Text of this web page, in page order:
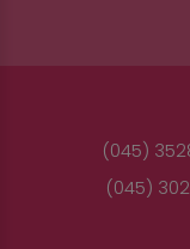
(045)
(045)